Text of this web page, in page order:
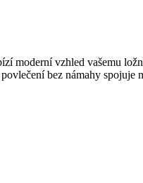
moderní vzhled vašemu
bez námahy spojuje